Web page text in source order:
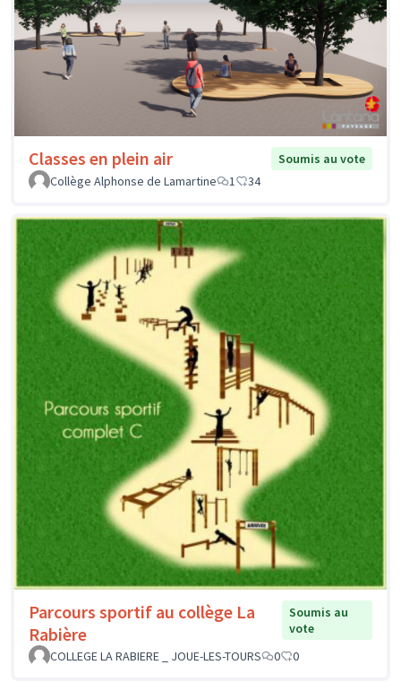
Classes en plein air
Soumis au vote
Collège Alphonse de Lamartine
1 34
Parcours sportif au collège La
Rabière
Soumis au
vote
COLLEGE LA RABIERE _ JOUE-LES-TOURS
0 0